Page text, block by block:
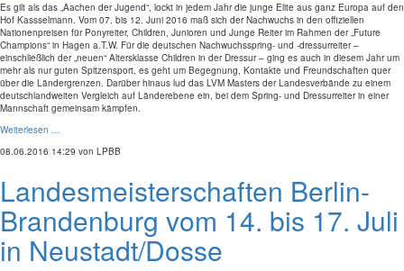
Es gilt als das „Aachen der Jugend“, lockt in jedem Jahr die junge Elite aus ganz Europa auf den
Hof Kassselmann. Vom 07. bis 12. Juni 2016 maß sich der Nachwuchs in den offiziellen
Nationenpreisen für Ponyreiter, Children, Junioren und Junge Reiter im Rahmen der „Future
Champions“ in Hagen a.T.W. Für die deutschen Nachwuchsspring- und -dressurreiter –
einschließlich der „neuen“ Altersklasse Children in der Dressur – ging es auch in diesem Jahr um
mehr als nur guten Spitzensport, es geht um Begegnung, Kontakte und Freundschaften quer
über die Ländergrenzen. Darüber hinaus lud das LVM Masters der Landesverbände zu einem
deutschlandweiten Vergleich auf Länderebene ein, bei dem Spring- und Dressurreiter in einer
Mannschaft gemeinsam kämpfen.
Weiterlesen …
08.06.2016 14:29 von LPBB
Landesmeisterschaften Berlin-
Brandenburg vom 14. bis 17. Juli
in Neustadt/Dosse